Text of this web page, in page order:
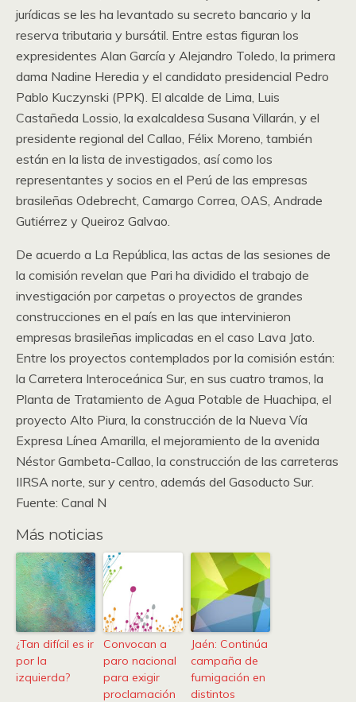
jurídicas se les ha levantado su secreto bancario y la
reserva tributaria y bursátil. Entre estas figuran los
expresidentes Alan García y Alejandro Toledo, la primera
dama Nadine Heredia y el candidato presidencial Pedro
Pablo Kuczynski (PPK). El alcalde de Lima, Luis
Castañeda Lossio, la exalcaldesa Susana Villarán, y el
presidente regional del Callao, Félix Moreno, también
están en la lista de investigados, así como los
representantes y socios en el Perú de las empresas
brasileñas Odebrecht, Camargo Correa, OAS, Andrade
Gutiérrez y Queiroz Galvao.
De acuerdo a La República, las actas de las sesiones de
la comisión revelan que Pari ha dividido el trabajo de
investigación por carpetas o proyectos de grandes
construcciones en el país en las que intervinieron
empresas brasileñas implicadas en el caso Lava Jato.
Entre los proyectos contemplados por la comisión están:
la Carretera Interoceánica Sur, en sus cuatro tramos, la
Planta de Tratamiento de Agua Potable de Huachipa, el
proyecto Alto Piura, la construcción de la Nueva Vía
Expresa Línea Amarilla, el mejoramiento de la avenida
Néstor Gambeta-Callao, la construcción de las carreteras
IIRSA norte, sur y centro, además del Gasoducto Sur.
Fuente: Canal N
Más noticias
¿Tan difícil es ir
por la
izquierda?
Convocan a
paro nacional
para exigir
proclamación
Jaén: Continúa
campaña de
fumigación en
distintos